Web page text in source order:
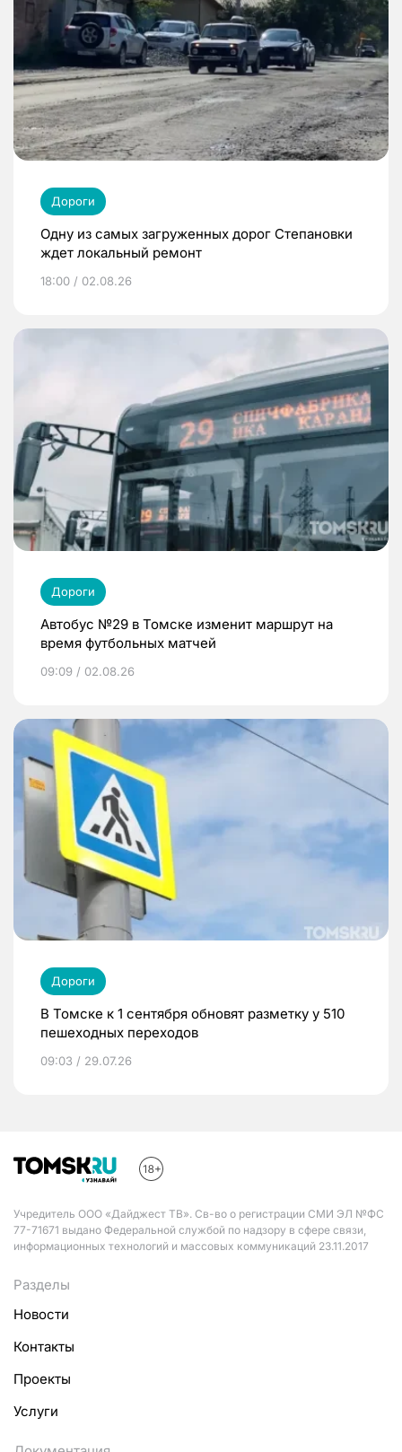
Дороги
Одну из самых загруженных дорог Степановки
ждет локальный ремонт
18:00 / 02.08.26
Дороги
Автобус №29 в Томске изменит маршрут на
время футбольных матчей
09:09 / 02.08.26
Дороги
В Томске к 1 сентября обновят разметку у 510
пешеходных переходов
09:03 / 29.07.26
Учредитель ООО «Дайджест ТВ». Св-во о регистрации СМИ ЭЛ №ФС
77-71671 выдано Федеральной службой по надзору в сфере связи,
информационных технологий и массовых коммуникаций 23.11.2017
Разделы
Новости
Контакты
Проекты
Услуги